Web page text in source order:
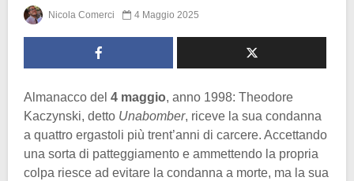
Nicola Comerci 4 Maggio 2025
Almanacco del 4 maggio, anno 1998: Theodore
Kaczynski, detto Unabomber, riceve la sua condanna
a quattro ergastoli più trent’anni di carcere. Accettando
una sorta di patteggiamento e ammettendo la propria
colpa riesce ad evitare la condanna a morte, ma la sua